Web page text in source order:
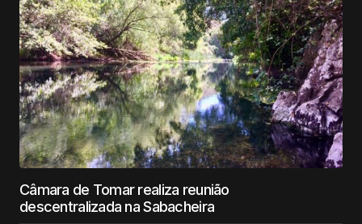
Câmara de Tomar realiza reunião
descentralizada na Sabacheira